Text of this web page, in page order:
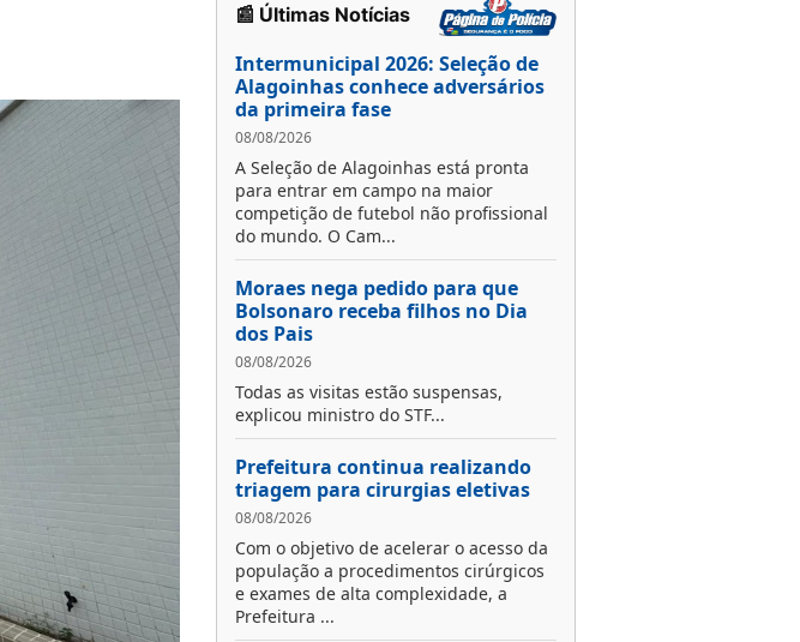
📰 Últimas Notícias
Intermunicipal 2026: Seleção de
Alagoinhas conhece adversários
da primeira fase
08/08/2026
A Seleção de Alagoinhas está pronta
para entrar em campo na maior
competição de futebol não profissional
do mundo. O Cam...
Moraes nega pedido para que
Bolsonaro receba filhos no Dia
dos Pais
08/08/2026
Todas as visitas estão suspensas,
explicou ministro do STF...
Prefeitura continua realizando
triagem para cirurgias eletivas
08/08/2026
Com o objetivo de acelerar o acesso da
população a procedimentos cirúrgicos
e exames de alta complexidade, a
Prefeitura ...